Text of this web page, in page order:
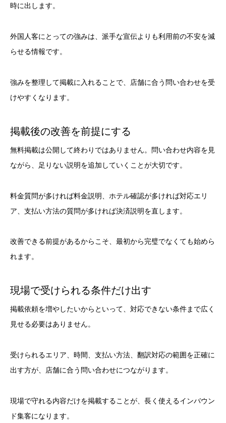
時に出します。
外国人客にとっての強みは、派手な宣伝よりも利用前の不安を減
らせる情報です。
強みを整理して掲載に入れることで、店舗に合う問い合わせを受
けやすくなります。
掲載後の改善を前提にする
無料掲載は公開して終わりではありません。問い合わせ内容を見
ながら、足りない説明を追加していくことが大切です。
料金質問が多ければ料金説明、ホテル確認が多ければ対応エリ
ア、支払い方法の質問が多ければ決済説明を直します。
改善できる前提があるからこそ、最初から完璧でなくても始めら
れます。
現場で受けられる条件だけ出す
掲載依頼を増やしたいからといって、対応できない条件まで広く
見せる必要はありません。
受けられるエリア、時間、支払い方法、翻訳対応の範囲を正確に
出す方が、店舗に合う問い合わせにつながります。
現場で守れる内容だけを掲載することが、長く使えるインバウン
ド集客になります。